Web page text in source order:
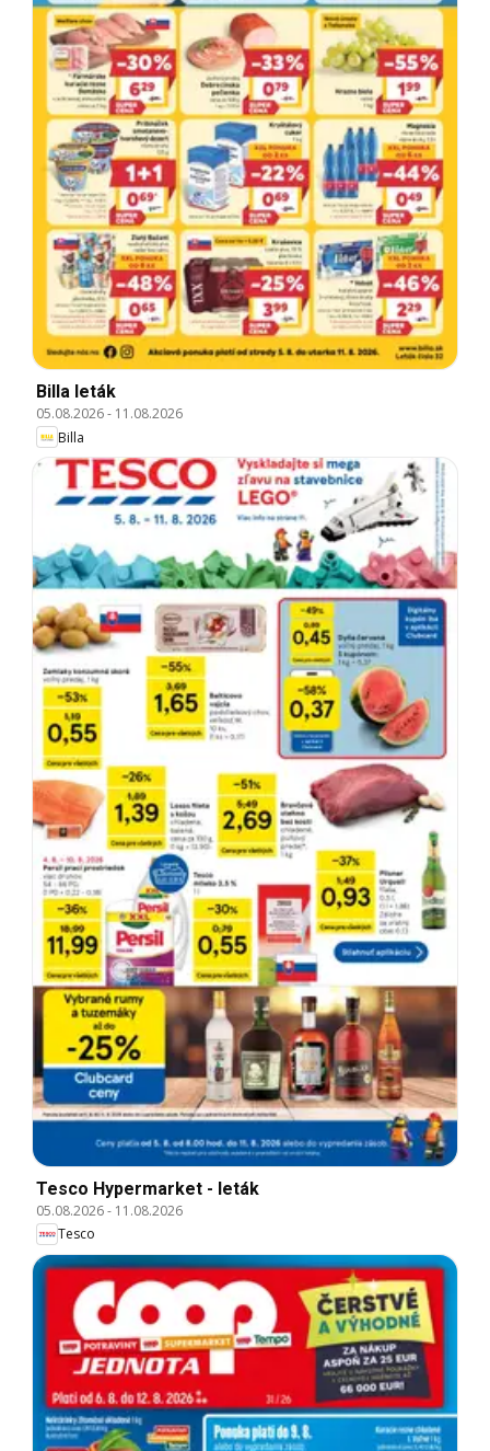
Billa leták
05.08.2026- 11.08.2026
Billa
Tesco Hypermarket - leták
05.08.2026- 11.08.2026
Tesco